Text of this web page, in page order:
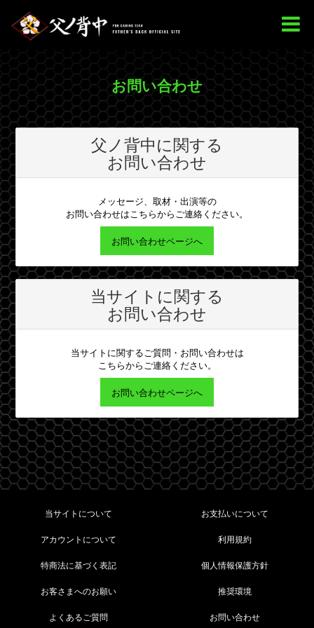
お問い合わせ
父ノ背中に関する
お問い合わせ
メッセージ、取材・出演等の
お問い合わせはこちらからご連絡ください。
お問い合わせページへ
当サイトに関する
お問い合わせ
当サイトに関するご質問・お問い合わせは
こちらからご連絡ください。
お問い合わせページへ
当サイトについて お支払いについて
アカウントについて 利用規約
特商法に基づく表記 個人情報保護方針
お客さまへのお願い 推奨環境
よくあるご質問 お問い合わせ